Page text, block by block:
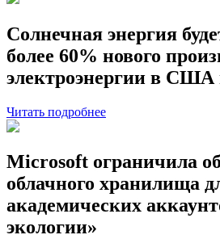
Солнечная энергия
более 60% нового
электроэнергии в США
Читать подробнее
Microsoft ограничила
облачного хранилища
академических
экологии»